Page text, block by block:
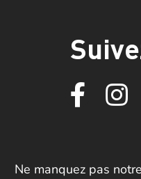
Ne manquez pas